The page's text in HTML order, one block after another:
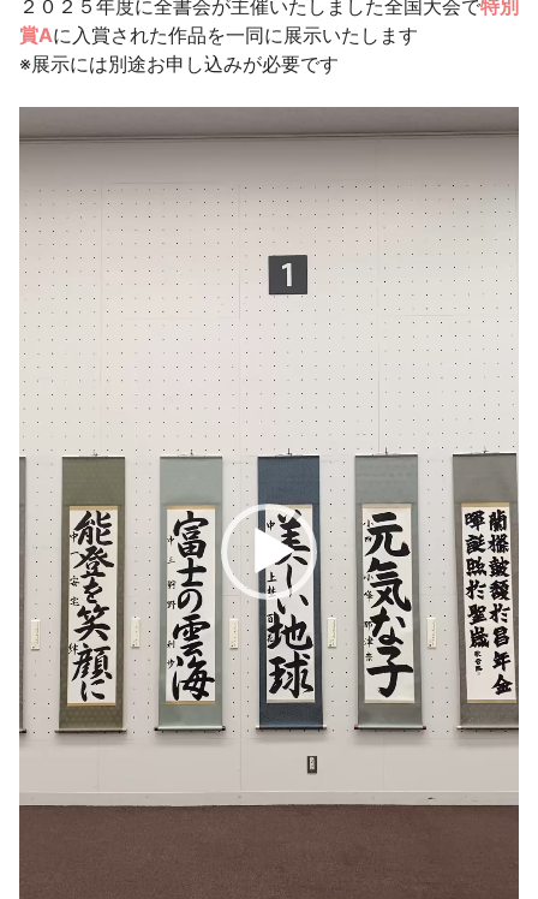
２０２５年度に全書会が主催いたしました全国大会で特別
賞Aに入賞された作品を一同に展示いたします
※展示には別途お申し込みが必要です
画
レ
ー
ヤ
ー